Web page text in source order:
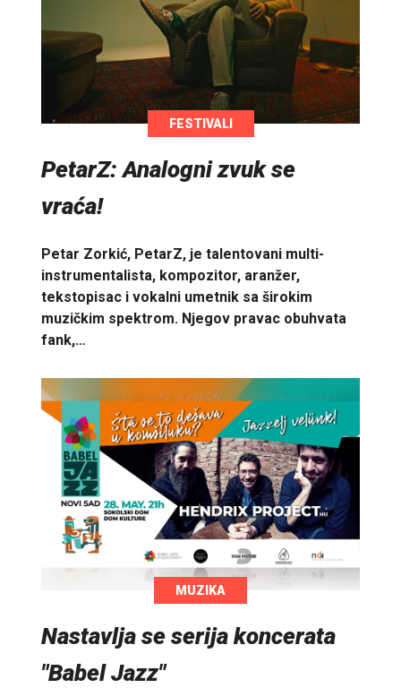
FESTIVALI
PetarZ: Analogni zvuk se
vraća!
Petar Zorkić, PetarZ, je talentovani multi-
instrumentalista, kompozitor, aranžer,
tekstopisac i vokalni umetnik sa širokim
muzičkim spektrom. Njegov pravac obuhvata
fank,…
MUZIKA
Nastavlja se serija koncerata
"Babel Jazz"